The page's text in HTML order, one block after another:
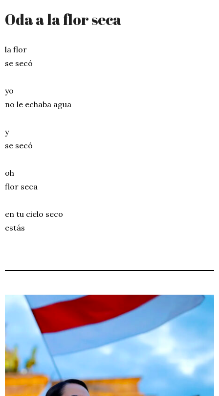
Oda a la flor seca
la flor
se secó
yo
no le echaba agua
y
se secó
oh
flor seca
en tu cielo seco
estás